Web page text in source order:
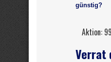
günstig?
Aktion:
Verrat